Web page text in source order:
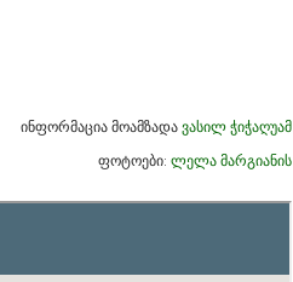
ინფორმაცია მოამზადა ვასილ ჭიჭაღუამ
ფოტოები: ლელა მარგიანის